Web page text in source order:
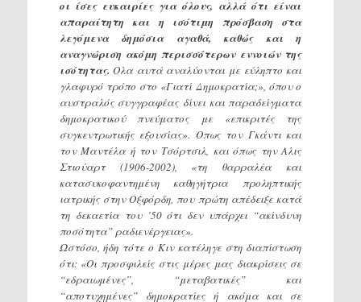
οι ίσες ευκαιρίες για όλους, αλλά ότι είναι
απαραίτητη και η ισότιμη πρόσβαση στα
λεγόμενα δημόσια αγαθά, καθώς και η
αναγνώριση ακόμη περισσότερων εννοιών της
ισότητας. Ολα αυτά αναλύονται με εύληπτο και
γλαφυρό τρόπο στο «Γιατί Δημοκρατία;», όπου ο
αυστραλός συγγραφέας δίνει και παραδείγματα
δημοκρατικού πνεύματος με «επικριτές της
συγκεντρωτικής εξουσίας». Οπως τον Γκάντι και
τον Μαντέλα ή τον Τσόρτσιλ, και όπως την Αλις
Στιούαρτ (1906-2002), «τη θαρραλέα και
κατασυκοφαντημένη καθηγήτρια προληπτικής
ιατρικής στην Οξφόρδη, που πρώτη απέδειξε κατά
τη δεκαετία του ’50 ότι δεν υπάρχει “ακίνδυνη
ποσότητα” ραδιενέργειας».
Ωστόσο, ήδη τότε ο Κιν κατέληγε στη διαπίστωση
ότι: «Οι προσφιλείς στις μέρες μας διακρίσεις σε
“εδραιωμένες”, “μεταβατικές” και
“αποτυχημένες” δημοκρατίες ή ακόμα και σε